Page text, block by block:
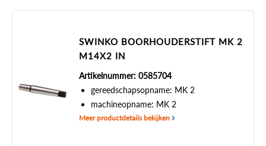
SWINKO BOORHOUDERSTIFT MK 2
M14X2 IN
Artikelnummer: 0585704
gereedschapsopname: MK 2
machineopname: MK 2
Meer productdetails bekijken